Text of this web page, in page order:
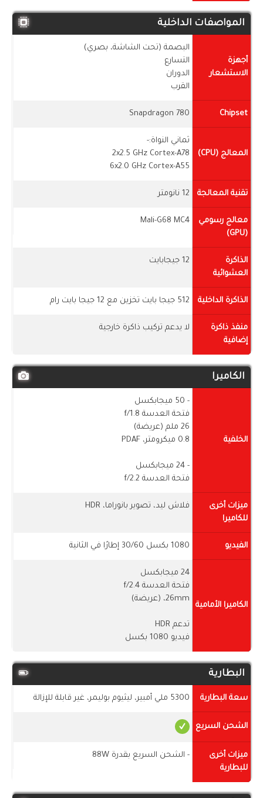
المواصفات الداخلية
أجهزة
الاستشعار
البصمة (تحت الشاشة، بصري)
التسارع
الدوران
القرب
Chipset
Snapdragon 780
المعالج (CPU)
ثماني النواة:-
2x2.5 GHz Cortex-A78
6x2.0 GHz Cortex-A55
تقنية المعالجة 12 نانومتر
معالج رسومي
(GPU)
Mali-G68 MC4
الذاكرة
العشوائية
12 جيجابايت
الذاكرة الداخلية 512 جيجا بايت تخزين مع 12 جيجا بايت رام
منفذ ذاكرة
إضافية
لا يدعم تركيب ذاكرة خارجية
الكاميرا
الخلفية
- 50 ميجابكسل
فتحة العدسة f/1.8
26 ملم (عريضة)
0.8 ميكرومتر، PDAF
- 24 ميجابكسل
فتحة العدسة f/2.2
ميزات أخرى
للكاميرا
فلاش ليد، تصوير بانوراما، HDR
الفيديو 1080 بكسل 30/60 إطارًا في الثانية
الكاميرا الأمامية
24 ميجابكسل
فتحة العدسة f/2.4
26mm، (عريضة)
تدعم HDR
فيديو 1080 بكسل
البطارية
سعة البطارية 5300 ملي أمبير، ليثيوم بوليمر، غير قابلة للإزالة
الشحن السريع
ميزات أخرى
للبطارية
- الشحن السريع بقدرة 88W